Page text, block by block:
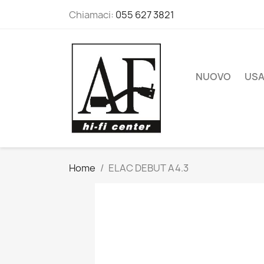
Chiamaci: 055 627 3821
NUOVO
Home ELAC DEBUT A4.3